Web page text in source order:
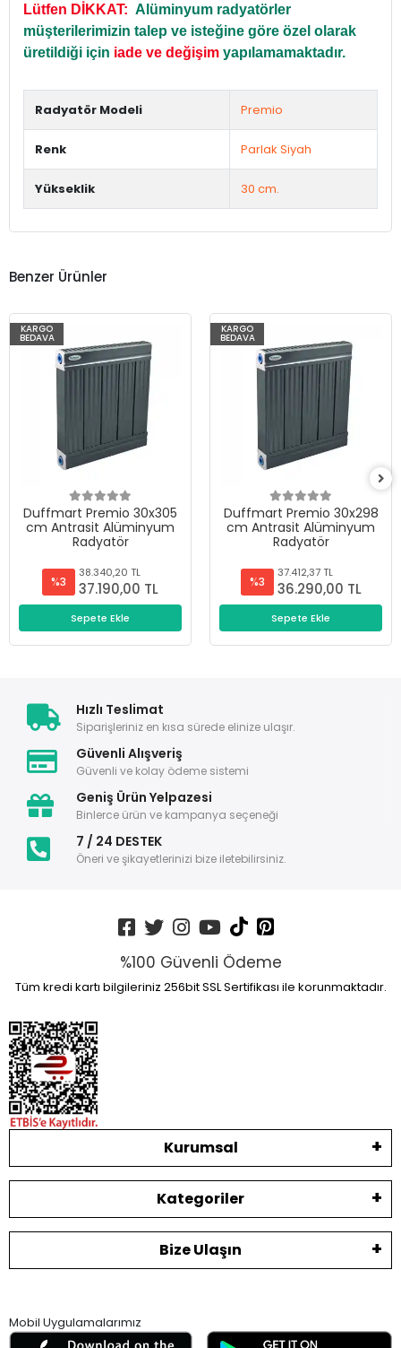
Lütfen DİKKAT: Alüminyum radyatörler
müşterilerimizin talep ve isteğine göre özel olarak
üretildiği için iade ve değişim yapılamamaktadır.
Radyatör Modeli Premio
Renk Parlak Siyah
Yükseklik 30 cm.
Benzer Ürünler
KARGO
BEDAVA
Duffmart Premio 30x305
cm Antrasit Alüminyum
Radyatör
%3
38.340,20 TL
37.190,00 TL
Sepete Ekle
KARGO
BEDAVA
Duffmart Premio 30x298
cm Antrasit Alüminyum
Radyatör
%3
37.412,37 TL
36.290,00 TL
Sepete Ekle
Hızlı Teslimat
Siparişleriniz en kısa sürede elinize ulaşır.
Güvenli Alışveriş
Güvenli ve kolay ödeme sistemi
Geniş Ürün Yelpazesi
Binlerce ürün ve kampanya seçeneği
7 / 24 DESTEK
Öneri ve şikayetlerinizi bize iletebilirsiniz.
%100 Güvenli Ödeme
Tüm kredi kartı bilgileriniz 256bit SSL Sertifikası ile korunmaktadır.
Kurumsal
Kategoriler
Bize Ulaşın
Mobil Uygulamalarımız